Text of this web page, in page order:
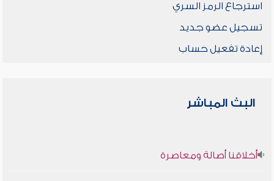
استرجاع الرمز السري
تسجيل عضو جديد
إعادة تفعيل حساب
البث المباشر
أخلاقنا أصالة ومعاصرة